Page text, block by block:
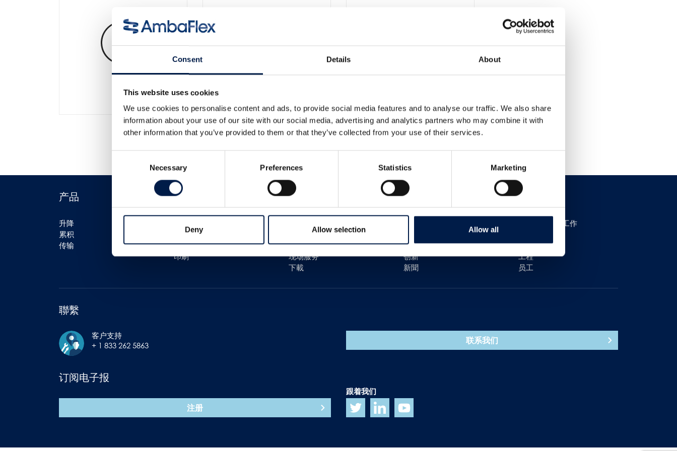
Consent Details About
This website uses cookies
We use cookies to personalise content and ads, to provide social media features and to analyse our traffic. We also share
information about your use of our site with our social media, advertising and analytics partners who may combine it with
other information that you’ve provided to them or that they’ve collected from your use of their services.
Necessary Preferences Statistics Marketing
Deny Allow selection Allow all
升降
产品
升降
累积
传输
行業
包装
装瓶
印刷
服务
客户关怀
备件
现场服务
下載
公司
生涯
创新
新聞
招贤纳士
在AmbaFlex工作
生产
工程
员工
聯繫
客户支持
+ 1 833 262 5863
联系我们
订阅电子报
注册
跟着我们